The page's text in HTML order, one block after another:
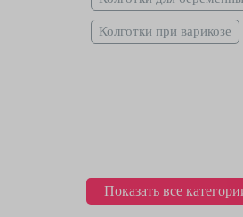
Колготки при варикозе
Показать все